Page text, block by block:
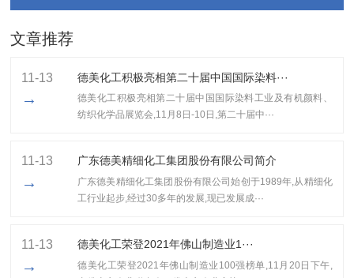
文章推荐
11-13
→
德美化工积极亮相第二十届中国国际染料···
德美化工积极亮相第二十届中国国际染料工业及有机颜料、
纺织化学品展览会,11月8日-10日,第二十届中···
11-13
→
广东德美精细化工集团股份有限公司简介
广东德美精细化工集团股份有限公司始创于1989年,从精细化
工行业起步,经过30多年的发展,现已发展成···
11-13
→
​德美化工荣登2021年佛山制造业1···
​德美化工荣登2021年佛山制造业100强榜单,11月20日下午,